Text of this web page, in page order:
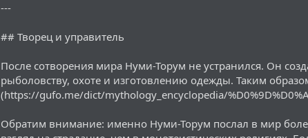
---
## Творец и управитель
После сотворения мира Нуми-Торум не устранился. Он
рыболовству, охоте и изготовлению одежды. Таким
(https://gufo.me/dict/mythology_encyclopedia/
Обратим внимание: именно Нуми-Торум послал в мир